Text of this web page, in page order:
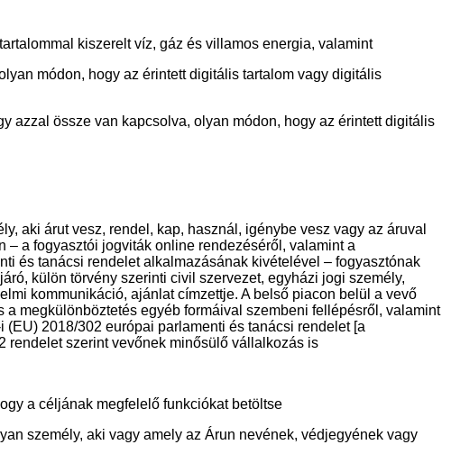
kiszerelt víz, gáz és villamos energia, valamint
módon, hogy az érintett digitális tartalom vagy digitális
azzal össze van kapcsolva, olyan módon, hogy az érintett digitális
aki árut vesz, rendel, kap, használ, igénybe vesz vagy az áruval
a fogyasztói jogviták online rendezéséről, valamint a
és tanácsi rendelet alkalmazásának kivételével – fogyasztónak
külön törvény szerinti civil szervezet, egyházi jogi személy,
kommunikáció, ajánlat címzettje. A belső piacon belül a vevő
megkülönböztetés egyéb formáival szembeni fellépésről, valamint
2018/302 európai parlamenti és tanácsi rendelet [a
rendelet szerint vevőnek minősülő vállalkozás is
a céljának megfelelő funkciókat betöltse
személy, aki vagy amely az Árun nevének, védjegyének vagy